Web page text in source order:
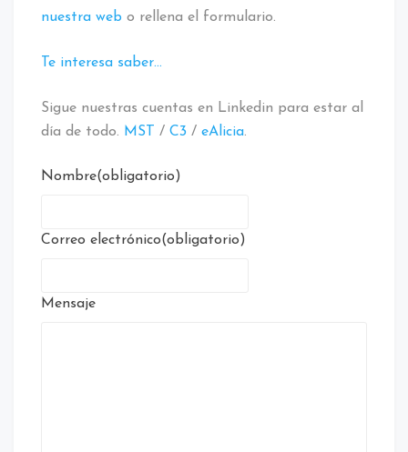
nuestra web o rellena el formulario.
Te interesa saber…
Sigue nuestras cuentas en Linkedin para estar al
día de todo. MST / C3 / eAlicia.
Nombre(obligatorio)
Correo electrónico(obligatorio)
Mensaje